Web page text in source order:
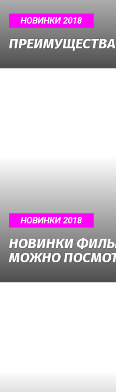
НОВИНКИ 2018
НОВИНКИ 2018
НОВИНКИ
МОЖНО